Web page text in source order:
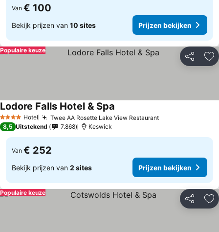
Van € 100
Bekijk prijzen van 10 sites Prijzen bekijken
Delen
Populaire keuze
4 SterrenHotel Twee AA Rosette Lake View Restaurant
Lodore Falls Hotel & Spa
8,5 Uitstekend 7.868 Keswick
Van € 252
Bekijk prijzen van 2 sites Prijzen bekijken
Delen
Populaire keuze